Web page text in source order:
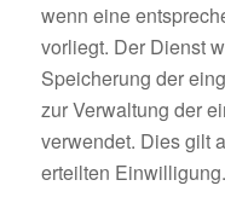
wenn eine
vorliegt. Der Dienst
Speicherung der
zur Verwaltung der
verwendet. Dies gilt
erteilten Einwilligung.